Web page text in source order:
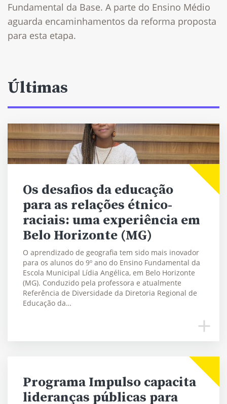
Fundamental da Base. A parte do Ensino Médio
aguarda encaminhamentos da reforma proposta
para esta etapa.
Últimas
Os desafios da educação
para as relações étnico-
raciais: uma experiência em
Belo Horizonte (MG)
O aprendizado de geografia tem sido mais inovador
para os alunos do 9º ano do Ensino Fundamental da
Escola Municipal Lídia Angélica, em Belo Horizonte
(MG). Conduzido pela professora e atualmente
Referência de Diversidade da Diretoria Regional de
Educação da…
Programa Impulso capacita
lideranças públicas para